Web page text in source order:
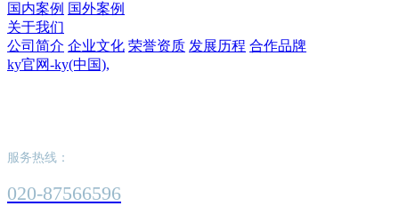
国内案例 国外案例
关于我们
公司简介 企业文化 荣誉资质 发展历程 合作品牌
ky官网-ky(中国),
服务热线：
020-87566596